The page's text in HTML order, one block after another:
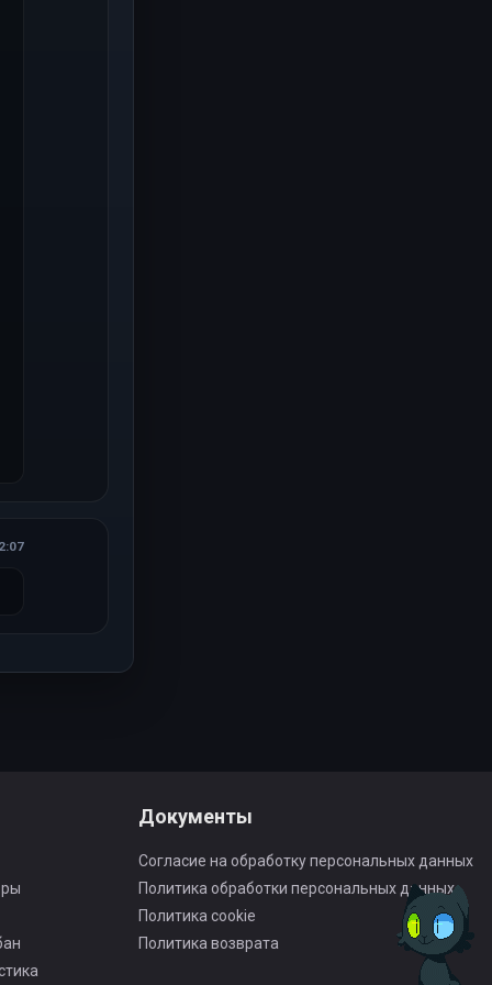
Документы
Согласие на обработку персональных данных
Политика обработки персональных данных
Политика cookie
Политика возврата